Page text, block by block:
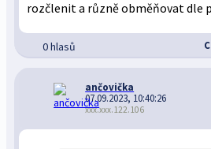
rozčlenit a různě obměňovat dle
0 hlasů
ančovička
07.09.2023, 10:40:26
xxx.xxx.122.106